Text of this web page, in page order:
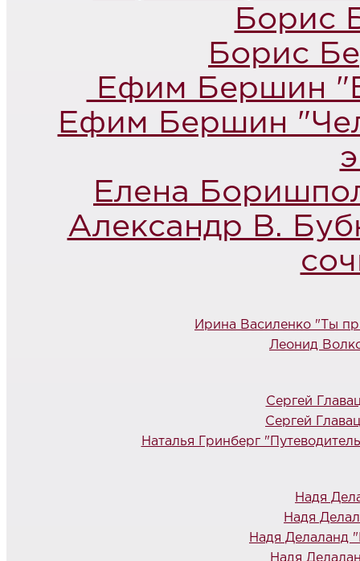
Борис
Борис
Ефим Бершин
Ефим Бершин
Елена
Александр В.
Ирина Василенко "Ты
Леонид
Сергей
Сергей
Наталья Гринберг
Надя
Надя
Надя Делаланд
Надя